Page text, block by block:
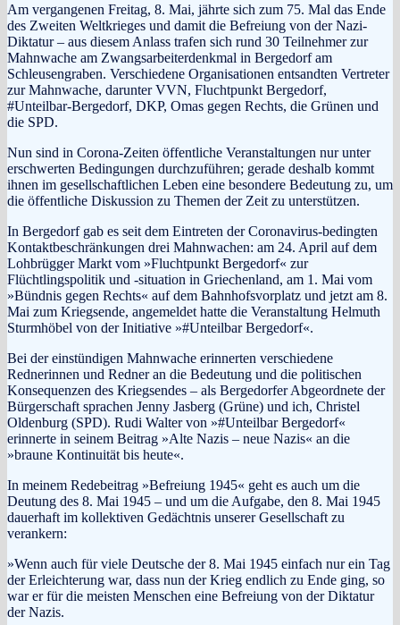
Am vergangenen Freitag, 8. Mai, jährte sich zum 75. Mal das Ende
des Zweiten Weltkrieges und damit die Befreiung von der Nazi-
Diktatur – aus diesem Anlass trafen sich rund 30 Teilnehmer zur
Mahnwache am Zwangsarbeiterdenkmal in Bergedorf am
Schleusengraben. Verschiedene Organisationen entsandten Vertreter
zur Mahnwache, darunter VVN, Fluchtpunkt Bergedorf,
#Unteilbar-Bergedorf, DKP, Omas gegen Rechts, die Grünen und
die SPD.
Nun sind in Corona-Zeiten öffentliche Veranstaltungen nur unter
erschwerten Bedingungen durchzuführen; gerade deshalb kommt
ihnen im gesellschaftlichen Leben eine besondere Bedeutung zu, um
die öffentliche Diskussion zu Themen der Zeit zu unterstützen.
In Bergedorf gab es seit dem Eintreten der Coronavirus-bedingten
Kontaktbeschränkungen drei Mahnwachen: am 24. April auf dem
Lohbrügger Markt vom »Fluchtpunkt Bergedorf« zur
Flüchtlingspolitik und -situation in Griechenland, am 1. Mai vom
»Bündnis gegen Rechts« auf dem Bahnhofsvorplatz und jetzt am 8.
Mai zum Kriegsende, angemeldet hatte die Veranstaltung Helmuth
Sturmhöbel von der Initiative »#Unteilbar Bergedorf«.
Bei der einstündigen Mahnwache erinnerten verschiedene
Rednerinnen und Redner an die Bedeutung und die politischen
Konsequenzen des Kriegsendes – als Bergedorfer Abgeordnete der
Bürgerschaft sprachen Jenny Jasberg (Grüne) und ich, Christel
Oldenburg (SPD). Rudi Walter von »#Unteilbar Bergedorf«
erinnerte in seinem Beitrag »Alte Nazis – neue Nazis« an die
»braune Kontinuität bis heute«.
In meinem Redebeitrag »Befreiung 1945« geht es auch um die
Deutung des 8. Mai 1945 – und um die Aufgabe, den 8. Mai 1945
dauerhaft im kollektiven Gedächtnis unserer Gesellschaft zu
verankern:
»Wenn auch für viele Deutsche der 8. Mai 1945 einfach nur ein Tag
der Erleichterung war, dass nun der Krieg endlich zu Ende ging, so
war er für die meisten Menschen eine Befreiung von der Diktatur
der Nazis.